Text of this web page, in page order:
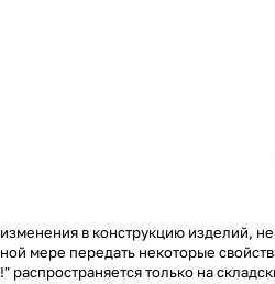
в конструкцию изделий,
мере передать некоторые
только на